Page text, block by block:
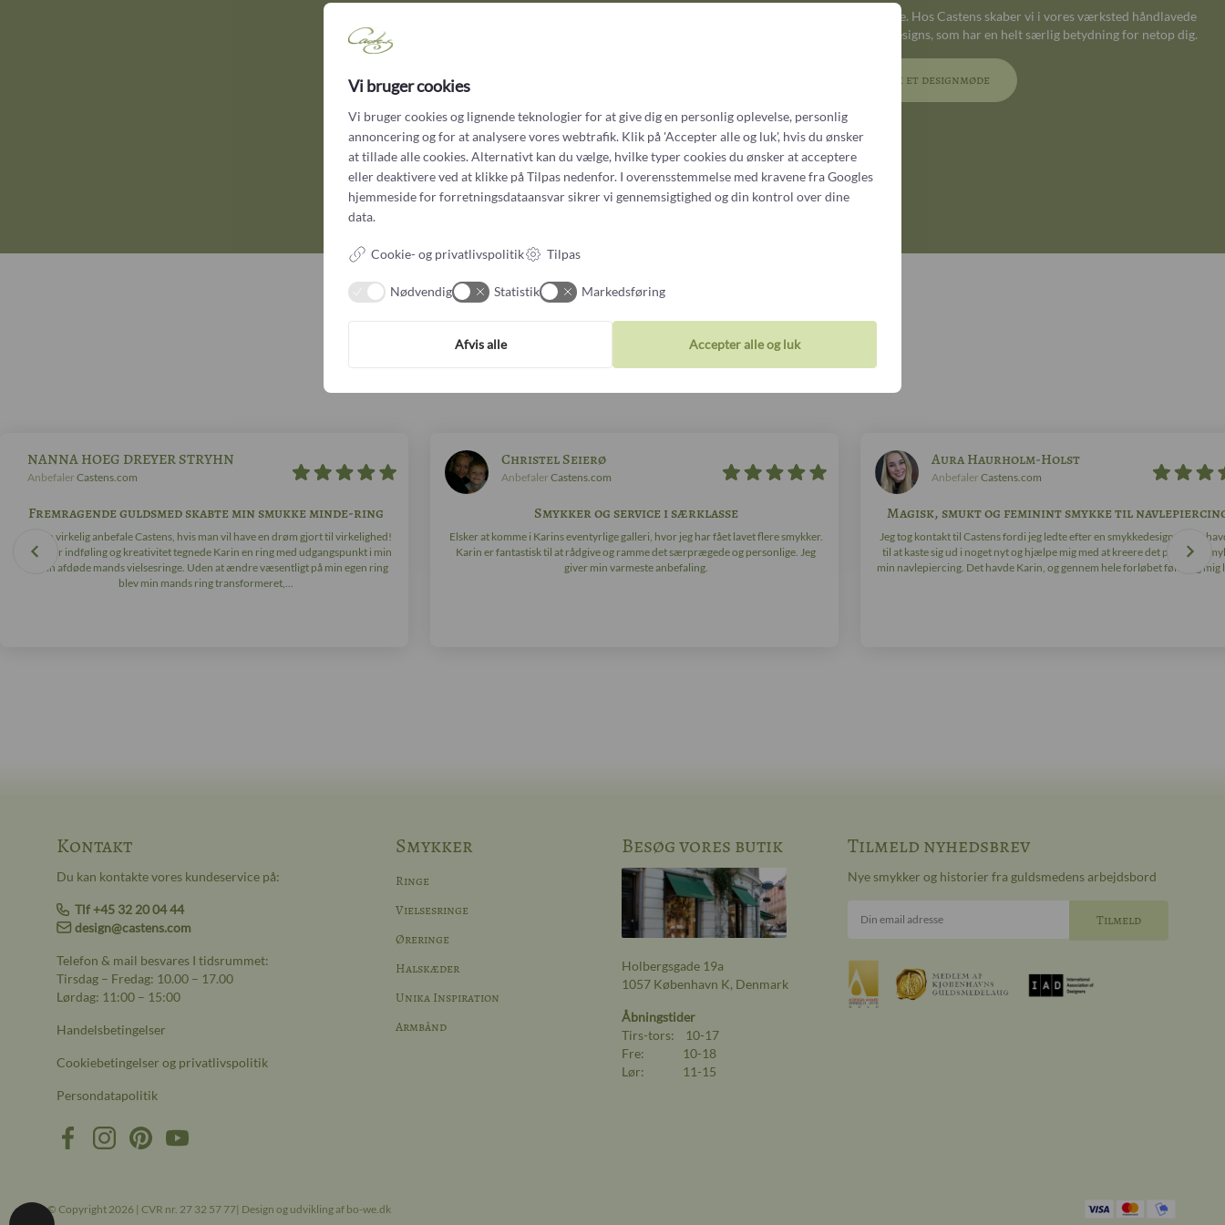
Få skabt et smykke helt efter dit eget ønske. Hos Castens skaber vi i vores værksted håndlavede
smykker til dig, som værdsætter unikke designs, som har en helt særlig betydning for netop dig.
Book et designmøde
Det siger kunderne om os
NANNA HOEG DREYER STRYHN
Anbefaler Castens.com
Fremragende guldsmed skabte min smukke minde-ring
Jeg kan virkelig anbefale Castens, hvis man vil have en drøm gjort til virkelighed!
Med stor indføling og kreativitet tegnede Karin en ring med udgangspunkt i min
og min afdøde mands vielsesringe. Uden at ændre væsentligt på min egen ring
blev min mands ring transformeret,...
Christel Seierø
Anbefaler Castens.com
Smykker og service i særklasse
Elsker at komme i Karins eventyrlige galleri, hvor jeg har fået lavet flere smykker.
Karin er fantastisk til at rådgive og ramme det særprægede og personlige. Jeg
giver min varmeste anbefaling.
Aura Haurholm-Holst
Anbefaler Castens.com
Magisk, smukt og feminint smykke til
Jeg tog kontakt til Castens fordi jeg ledte efter en smykkedesigner, der
til at kaste sig ud i noget nyt og hjælpe mig med at kreere det perfekte
min navlepiercing. Det havde Karin, og gennem hele forløbet følte jeg mig
Kontakt
Du kan kontakte vores kundeservice på:
Tlf +45 32 20 04 44
design@castens.com
Telefon & mail besvares I tidsrummet:
Tirsdag – Fredag: 10.00 – 17.00
Lørdag: 11:00 – 15:00
Handelsbetingelser
Cookiebetingelser og privatlivspolitik
Persondatapolitik
Smykker
Ringe
Vielsesringe
Øreringe
Halskæder
Unika Inspiration
Armbånd
Besøg vores butik
Holbergsgade 19a
1057 København K, Denmark
Åbningstider
Tirs-tors: 10-17
Fre: 10-18
Lør: 11-15
Tilmeld nyhedsbrev
Nye smykker og historier fra guldsmedens arbejdsbord
Din email adresse
© Copyright 2026 | CVR nr. 27 32 57 77| Design og udvikling af bo-we.dk
Vi bruger cookies
Vi bruger cookies og lignende teknologier for at give dig en personlig oplevelse, personlig
annoncering og for at analysere vores webtrafik. Klik på 'Accepter alle og luk', hvis du ønsker
at tillade alle cookies. Alternativt kan du vælge, hvilke typer cookies du ønsker at acceptere
eller deaktivere ved at klikke på Tilpas nedenfor. I overensstemmelse med kravene fraGoogles
hjemmeside for forretningsdataansvarsikrer vi gennemsigtighed og din kontrol over dine
data.
Cookie- og privatlivspolitik Tilpas
Nødvendig Statistik Markedsføring
Afvis alle Accepter alle og luk